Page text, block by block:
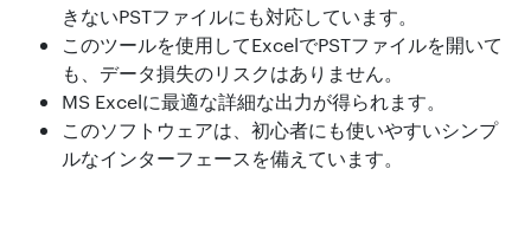
きないPSTファイルにも対応しています。
このツールを使用してExcelでPSTファイルを開いて
も、データ損失のリスクはありません。
MS Excelに最適な詳細な出力が得られます。
このソフトウェアは、初心者にも使いやすいシンプ
ルなインターフェースを備えています。